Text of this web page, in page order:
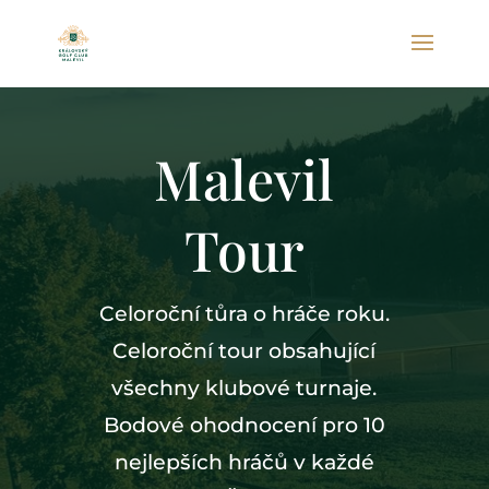
Malevil
Tour
Celoroční tůra o hráče roku.
Celoroční tour obsahující
všechny klubové turnaje.
Bodové ohodnocení pro 10
nejlepších hráčů v každé